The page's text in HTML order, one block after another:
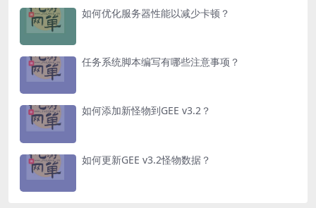
如何优化服务器性能以减少卡顿？
任务系统脚本编写有哪些注意事项？
如何添加新怪物到GEE v3.2？
如何更新GEE v3.2怪物数据？